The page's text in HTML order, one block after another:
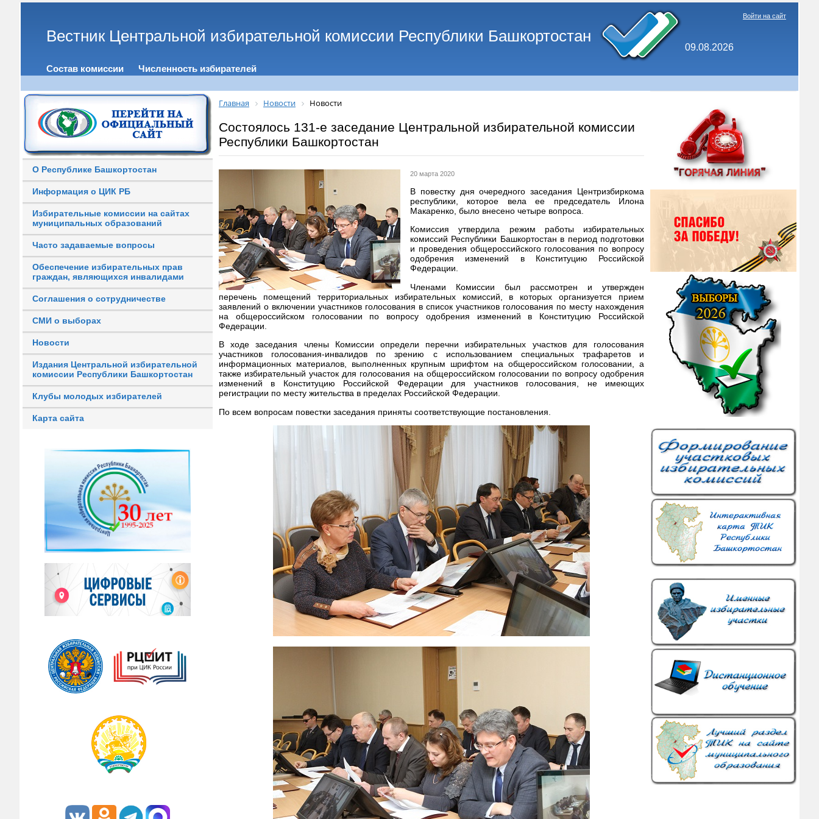
Вестник Центральной избирательной комиссии Республики Башкортостан
09.08.2026
Войти на сайт
Состав комиссии Численность избирателей
О Республике Башкортостан
Информация о ЦИК РБ
Избирательные комиссии на сайтах
муниципальных образований
Часто задаваемые вопросы
Обеспечение избирательных прав
граждан, являющихся инвалидами
Соглашения о сотрудничестве
СМИ о выборах
Новости
Издания Центральной избирательной
комиссии Республики Башкортостан
Клубы молодых избирателей
Карта сайта
Главная Новости Новости
Состоялось 131-е заседание Центральной избирательной комиссии
Республики Башкортостан
20 марта 2020
В повестку дня очередного заседания Центризбиркома
республики, которое вела ее председатель Илона
Макаренко, было внесено четыре вопроса.
Комиссия утвердила режим работы избирательных
комиссий Республики Башкортостан в период подготовки
и проведения общероссийского голосования по вопросу
одобрения изменений в Конституцию Российской
Федерации.
Членами Комиссии был рассмотрен и утвержден
перечень помещений территориальных избирательных комиссий, в которых организуется прием
заявлений о включении участников голосования в список участников голосования по месту нахождения
на общероссийском голосовании по вопросу одобрения изменений в Конституцию Российской
Федерации.
В ходе заседания члены Комиссии определи перечни избирательных участков для голосования
участников голосования-инвалидов по зрению с использованием специальных трафаретов и
информационных материалов, выполненных крупным шрифтом на общероссийском голосовании, а
также избирательный участок для голосования на общероссийском голосовании по вопросу одобрения
изменений в Конституцию Российской Федерации для участников голосования, не имеющих
регистрации по месту жительства в пределах Российской Федерации.
По всем вопросам повестки заседания приняты соответствующие постановления.